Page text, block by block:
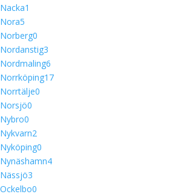
Nacka1
Nora5
Norberg0
Nordanstig3
Nordmaling6
Norrköping17
Norrtälje0
Norsjö0
Nybro0
Nykvarn2
Nyköping0
Nynäshamn4
Nässjö3
Ockelbo0